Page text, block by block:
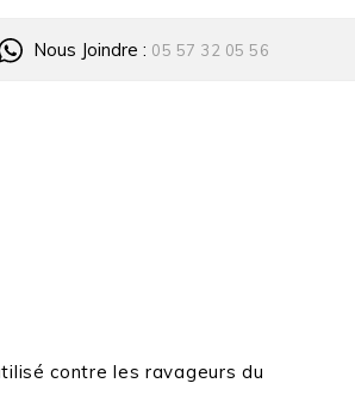
Nous Joindre : 05 57 32 05 56
contre les ravageurs du